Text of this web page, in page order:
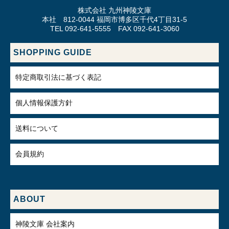
株式会社 九州神陵文庫
本社 812-0044 福岡市博多区千代4丁目31-5
TEL 092-641-5555 FAX 092-641-3060
SHOPPING GUIDE
特定商取引法に基づく表記
個人情報保護方針
送料について
会員規約
ABOUT
神陵文庫 会社案内